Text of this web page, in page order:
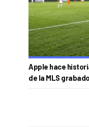
Apple hace
de la MLS